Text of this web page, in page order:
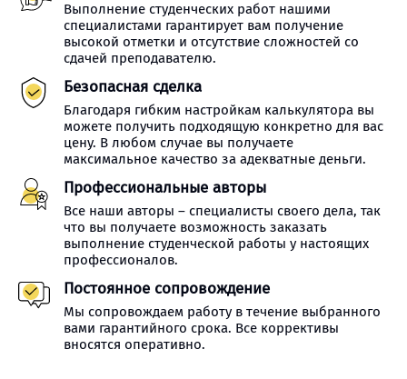
Выполнение студенческих работ нашими
специалистами гарантирует вам получение
высокой отметки и отсутствие сложностей со
сдачей преподавателю.
Безопасная сделка
Благодаря гибким настройкам калькулятора вы
можете получить подходящую конкретно для вас
цену. В любом случае вы получаете
максимальное качество за адекватные деньги.
Профессиональные авторы
Все наши авторы – специалисты своего дела, так
что вы получаете возможность заказать
выполнение студенческой работы у настоящих
профессионалов.
Постоянное сопровождение
Мы сопровождаем работу в течение выбранного
вами гарантийного срока. Все коррективы
вносятся оперативно.